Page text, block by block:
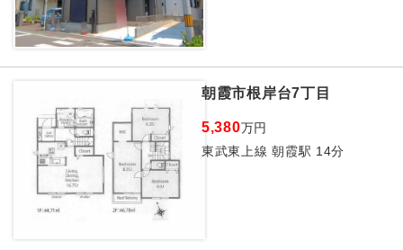
朝霞市根岸台7丁目
5,380万円
東武東上線 朝霞駅 14分